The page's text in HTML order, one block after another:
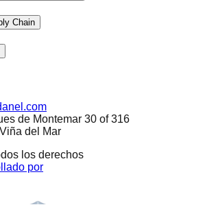
Chain
de Montemar 30 of 316
del Mar
los derechos
por